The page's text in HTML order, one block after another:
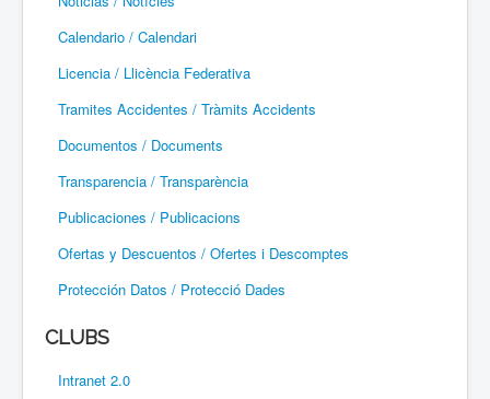
Ultraligeros / Ultralleugers
Vuelo Con Motor / Vol Amb Motor
Calendario / Calendari
Licencia / Llicència Federativa
Tramites Accidentes / Tràmits Accidents
Documentos / Documents
Transparencia / Transparència
Publicaciones / Publicacions
Ofertas y Descuentos / Ofertes i Descomptes
Protección Datos / Protecció Dades
CLUBS
Intranet 2.0